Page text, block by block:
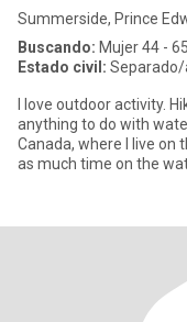
Summerside, Prince
Buscando: Mujer 44 - 65
Estado civil: Separado/
I love outdoor activity.
anything to do with
Canada, where I live on
as much time on the